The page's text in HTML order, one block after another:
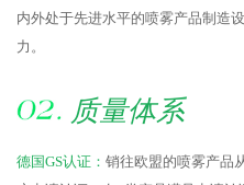
内外处于先进水平的喷雾产品制造
力。
质量体系
德国GS认证： 销往欧盟的喷雾产品